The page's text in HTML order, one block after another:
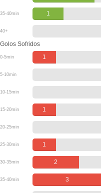
35-40min 1
40+
Golos Sofridos
0-5min 1
5-10min
10-15min
15-20min 1
20-25min
25-30min 1
30-35min 2
35-40min 3